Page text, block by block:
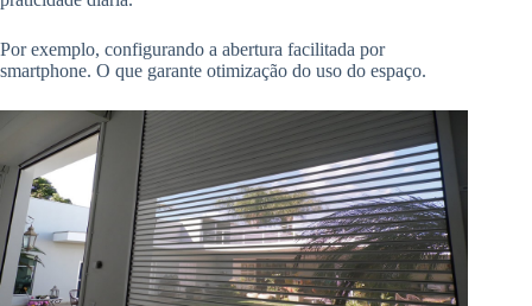
Por exemplo, configurando a abertura facilitada por
smartphone. O que garante otimização do uso do espaço.